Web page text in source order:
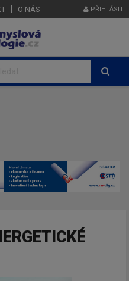
O NÁS PŘIHLÁSIT